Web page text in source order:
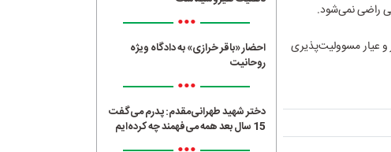
راضی نمی‌شود.
و عیار مسوولیت‌پذیری
•••
احضار «باقر خرازی» به دادگاه ویژه
روحانیت
•••
دختر شهید طهرانی‌مقدم: پدرم می‌گفت
15 سال بعد همه می‌فهمند چه کرده‌ایم